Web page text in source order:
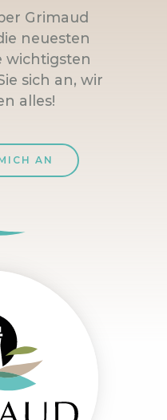
Grimaud
neuesten
wichtigsten
sich an, wir
alles!
AN